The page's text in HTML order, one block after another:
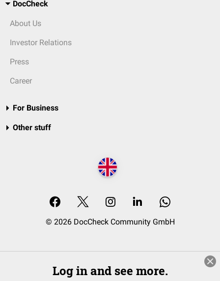
DocCheck
About Us
Investor Relations
Press
Career
For Business
Other stuff
© 2026 DocCheck Community GmbH
Log in and see more.